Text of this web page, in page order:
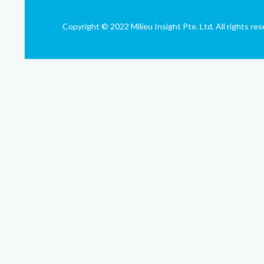
Copyright © 2022 Milieu Insight Pte. Ltd. All rights